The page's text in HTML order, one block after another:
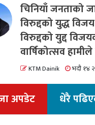
चिनियाँ जनताको
विरुद्दको युद्ध विजय
विरुद्दको युद्द
वार्षिकोत्सव
KTM Dainik भदौ १४
अपडेट धेरै